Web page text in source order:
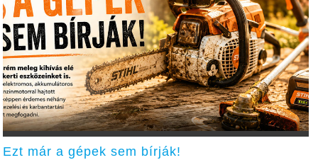
Ezt már a gépek sem bírják!